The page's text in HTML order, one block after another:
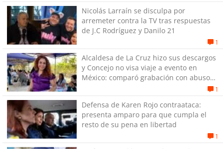
Nicolás Larraín se disculpa por
arremeter contra la TV tras respuestas
de J.C Rodríguez y Danilo 21
1
Alcaldesa de La Cruz hizo sus descargos
y Concejo no visa viaje a evento en
México: comparó grabación con abuso
1
Defensa de Karen Rojo contraataca:
presenta amparo para que cumpla el
resto de su pena en libertad
1